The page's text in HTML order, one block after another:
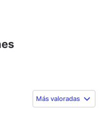
Más valoradas